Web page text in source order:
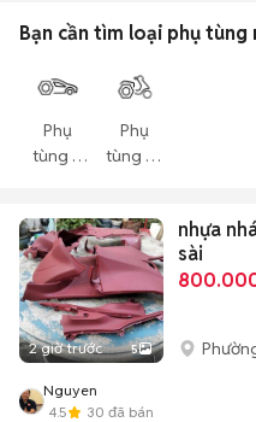
Bạn cần tìm loại phụ tùng
Phụ
tùng ô
Phụ
tùng xe
2 giờ trước 5
nhựa
sài
Nguyen
4.5
30 đã bán